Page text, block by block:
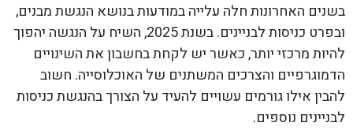
בשנים האחרונות חלה עלייה במודעות בנושא הנגשת מבנים,
ובפרט כניסות לבניינים. בשנת 2025, השיח על הנגשה יהפוך
להיות מרכזי יותר, כאשר יש לקחת בחשבון את השינויים
הדמוגרפיים והצרכים המשתנים של האוכלוסייה. חשוב
להבין אילו גורמים עשויים להעיד על הצורך בהנגשת כניסות
לבניינים נוספים.